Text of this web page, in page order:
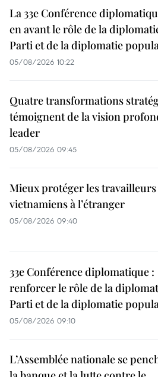
La 33e Conférence
en avant le rôle de la
Parti et de la diplomatie
05/08/2026 10:22
Quatre transformations
témoignent de la vision
leader
05/08/2026 09:45
Mieux protéger les travailleurs
vietnamiens à l’étranger
05/08/2026 09:40
33e Conférence diplomatique :
renforcer le rôle de la
Parti et de la diplomatie
05/08/2026 09:10
L’Assemblée nationale se